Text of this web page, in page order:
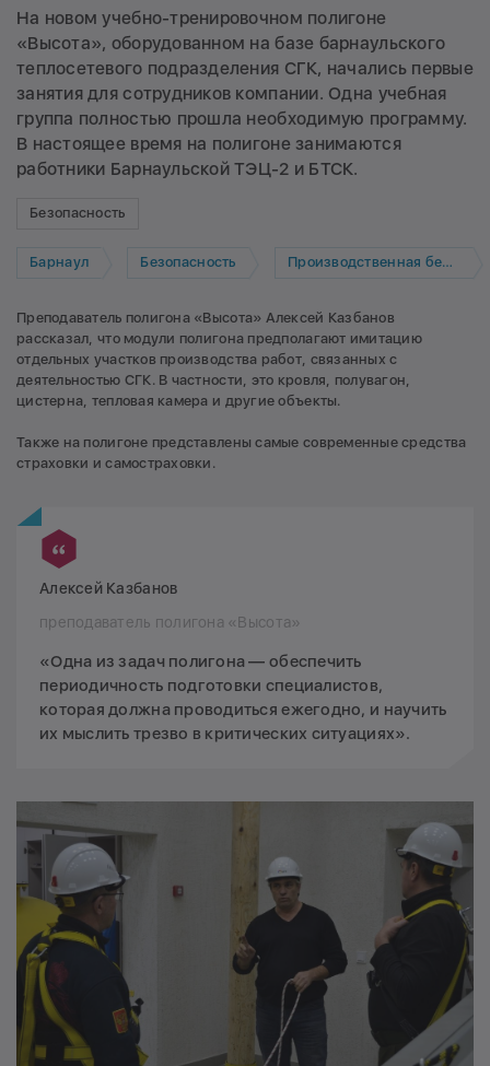
На новом учебно-тренировочном полигоне
«Высота», оборудованном на базе барнаульского
теплосетевого подразделения СГК, начались первые
занятия для сотрудников компании. Одна учебная
группа полностью прошла необходимую программу.
В настоящее время на полигоне занимаются
работники Барнаульской ТЭЦ-2 и БТСК.
Безопасность
Барнаул Безопасность Производственная безопасность
Преподаватель полигона «Высота» Алексей Казбанов
рассказал, что модули полигона предполагают имитацию
отдельных участков производства работ, связанных с
деятельностью СГК. В частности, это кровля, полувагон,
цистерна, тепловая камера и другие объекты.
Также на полигоне представлены самые современные средства
страховки и самостраховки.
Алексей Казбанов
преподаватель полигона «Высота»
«Одна из задач полигона — обеспечить
периодичность подготовки специалистов,
которая должна проводиться ежегодно, и научить
их мыслить трезво в критических ситуациях».